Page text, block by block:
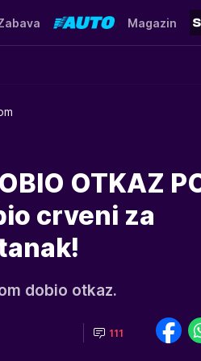
Magazin
OTKAZ
crveni za
dobio otkaz.
111